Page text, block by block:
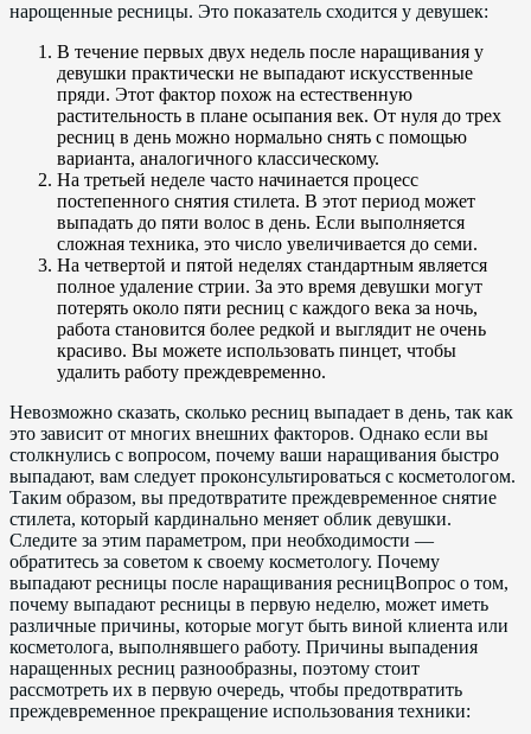
нарощенные ресницы. Это показатель сходится у девушек:
В течение первых двух недель после наращивания у
девушки практически не выпадают искусственные
пряди. Этот фактор похож на естественную
растительность в плане осыпания век. От нуля до трех
ресниц в день можно нормально снять с помощью
варианта, аналогичного классическому.
На третьей неделе часто начинается процесс
постепенного снятия стилета. В этот период может
выпадать до пяти волос в день. Если выполняется
сложная техника, это число увеличивается до семи.
На четвертой и пятой неделях стандартным является
полное удаление стрии. За это время девушки могут
потерять около пяти ресниц с каждого века за ночь,
работа становится более редкой и выглядит не очень
красиво. Вы можете использовать пинцет, чтобы
удалить работу преждевременно.
Невозможно сказать, сколько ресниц выпадает в день, так как
это зависит от многих внешних факторов. Однако если вы
столкнулись с вопросом, почему ваши наращивания быстро
выпадают, вам следует проконсультироваться с косметологом.
Таким образом, вы предотвратите преждевременное снятие
стилета, который кардинально меняет облик девушки.
Следите за этим параметром, при необходимости —
обратитесь за советом к своему косметологу. Почему
выпадают ресницы после наращивания ресницВопрос о том,
почему выпадают ресницы в первую неделю, может иметь
различные причины, которые могут быть виной клиента или
косметолога, выполнявшего работу. Причины выпадения
наращенных ресниц разнообразны, поэтому стоит
рассмотреть их в первую очередь, чтобы предотвратить
преждевременное прекращение использования техники: